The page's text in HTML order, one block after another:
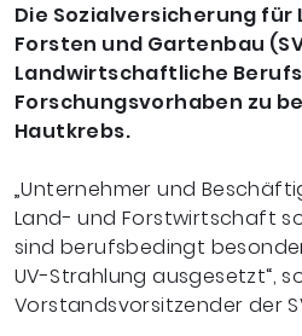
Die Sozialversicherung
Forsten und Gartenbau
Landwirtschaftliche
Forschungsvorhaben zu
Hautkrebs.
„Unternehmer und
Land- und Forstwirtschaft
sind berufsbedingt
UV-Strahlung ausgesetzt“,
Vorstandsvorsitzender der